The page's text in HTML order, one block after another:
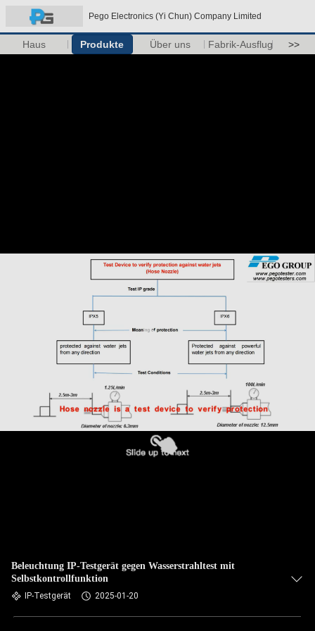
Pego Electronics (Yi Chun) Company Limited
Haus Produkte Über uns Fabrik-Ausflug >>
Beleuchtung IP-Testgerät gegen Wasserstrahltest mit
Selbstkontrollfunktion
IP-Testgerät 2025-01-20